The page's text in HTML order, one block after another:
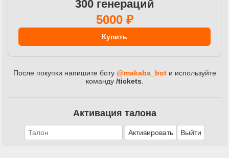
300 генераций
5000 ₽
Купить
После покупки напишите боту @makaba_botи используйте
команду /tickets
Активация талона